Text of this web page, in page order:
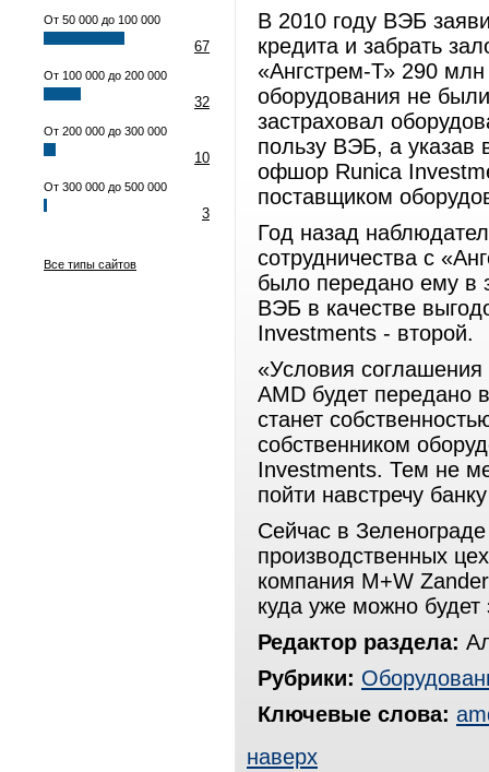
От 50 000 до 100 000
67
От 100 000 до 200 000
32
От 200 000 до 300 000
10
От 300 000 до 500 000
3
Все типы сайтов
В 2010 году ВЭБ
кредита и забрать
«Ангстрем-Т» 290
оборудования не
застраховал
пользу ВЭБ, а указав
офшор Runica
поставщиком
Год назад
сотрудничества с
было передано ему в
ВЭБ в качестве
Investments - второй.
«Условия
AMD будет передано
станет
собственником
Investments. Тем не
пойти навстречу
Сейчас в
производственных
компания M+W
куда уже можно будет
Редактор раздела:
Рубрики:
Ключевые слова:
наверх